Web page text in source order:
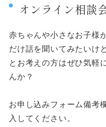
オンライン相談
赤ちゃんや小さなお子様
だけ話を聞いてみたいけ
とお考えの方はぜひ気軽
んか？
お申し込みフォーム備考
入してください。